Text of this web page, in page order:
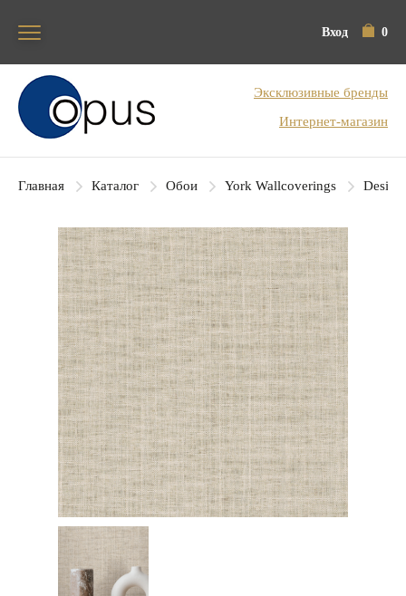
Вход 0
Блок поиска
Эксклюзивные бренды
Интернет-магазин
Главная Каталог Обои York Wallcoverings